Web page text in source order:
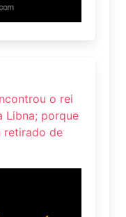
o rei
Libna; porque
retirado de